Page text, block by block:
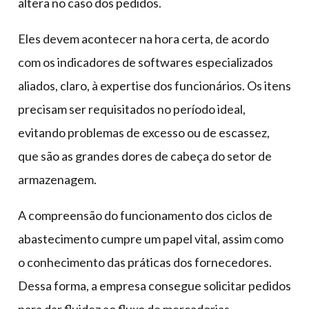
Eles devem acontecer na hora certa, de acordo
com os indicadores de softwares especializados
aliados, claro, à expertise dos funcionários. Os itens
precisam ser requisitados no período ideal,
evitando problemas de excesso ou de escassez,
que são as grandes dores de cabeça do setor de
armazenagem.
A compreensão do funcionamento dos ciclos de
abastecimento cumpre um papel vital, assim como
o conhecimento das práticas dos fornecedores.
Dessa forma, a empresa consegue solicitar pedidos